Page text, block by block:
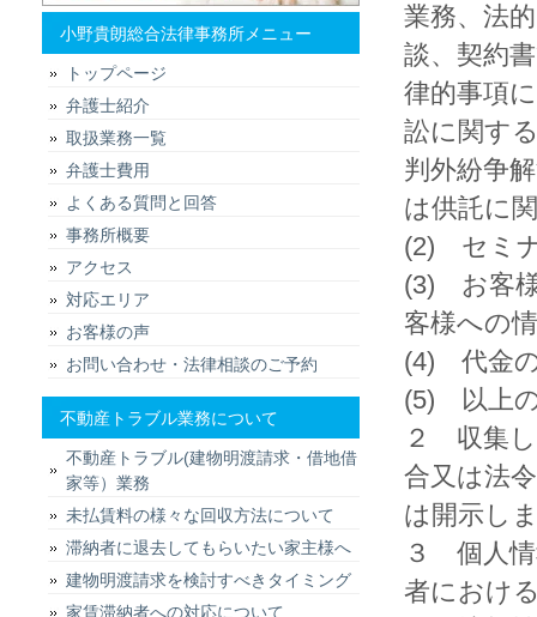
業務、法
談、契約
律的事項
訟に関す
判外紛争
は供託に
(2) セミ
(3) お客
客様への
(4) 代金の
(5) 以上
２ 収集し
合又は法
は開示し
３ 個人情
者におけ
小野貴朗総合法律事務所メニュー
トップページ
弁護士紹介
取扱業務一覧
弁護士費用
よくある質問と回答
事務所概要
アクセス
対応エリア
お客様の声
お問い合わせ・法律相談のご予約
不動産トラブル業務について
不動産トラブル(建物明渡請求・借地借
家等）業務
未払賃料の様々な回収方法について
滞納者に退去してもらいたい家主様へ
建物明渡請求を検討すべきタイミング
家賃滞納者への対応について